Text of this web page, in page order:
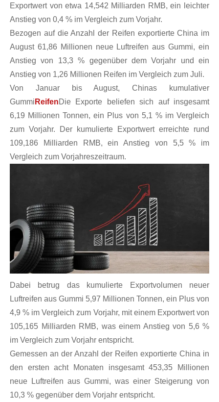
Exportwert von etwa 14,542 Milliarden RMB, ein leichter
Anstieg von 0,4 % im Vergleich zum Vorjahr.
Bezogen auf die Anzahl der Reifen exportierte China im
August 61,86 Millionen neue Luftreifen aus Gummi, ein
Anstieg von 13,3 % gegenüber dem Vorjahr und ein
Anstieg von 1,26 Millionen Reifen im Vergleich zum Juli.
Von Januar bis August, Chinas kumulativer
Gummi ReifenDie Exporte beliefen sich auf insgesamt
6,19 Millionen Tonnen, ein Plus von 5,1 % im Vergleich
zum Vorjahr. Der kumulierte Exportwert erreichte rund
109,186 Milliarden RMB, ein Anstieg von 5,5 % im
Vergleich zum Vorjahreszeitraum.
Dabei betrug das kumulierte Exportvolumen neuer
Luftreifen aus Gummi 5,97 Millionen Tonnen, ein Plus von
4,9 % im Vergleich zum Vorjahr, mit einem Exportwert von
105,165 Milliarden RMB, was einem Anstieg von 5,6 %
im Vergleich zum Vorjahr entspricht.
Gemessen an der Anzahl der Reifen exportierte China in
den ersten acht Monaten insgesamt 453,35 Millionen
neue Luftreifen aus Gummi, was einer Steigerung von
10,3 % gegenüber dem Vorjahr entspricht.